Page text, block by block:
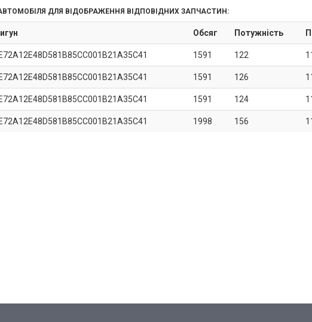
ДЛЯ ВІДОБРАЖЕННЯ ВІДПОВІДНИХ ЗАПЧАСТИН:
Обсяг Потужність
1591 122
1591 126
1591 124
1998 156